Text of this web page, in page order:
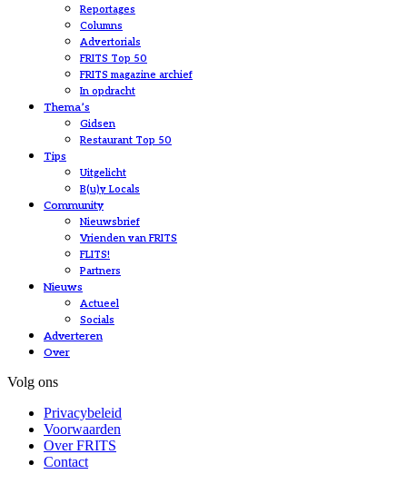
Reportages
Columns
Advertorials
FRITS Top 50
FRITS magazine archief
In opdracht
Thema’s
Gidsen
Restaurant Top 50
Tips
Uitgelicht
B(u)y Locals
Community
Nieuwsbrief
Vrienden van FRITS
FLITS!
Partners
Nieuws
Actueel
Socials
Adverteren
Over
Volg ons
Privacybeleid
Voorwaarden
Over FRITS
Contact